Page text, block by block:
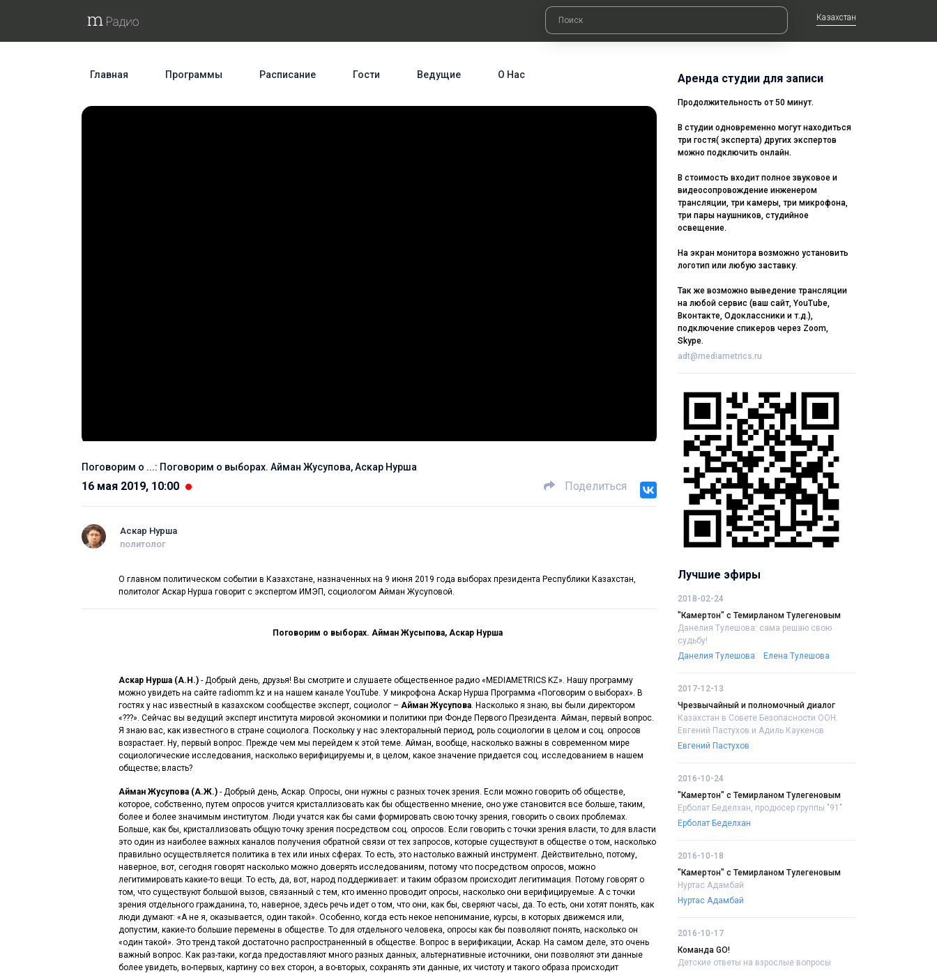
Казахстан
Главная Программы Расписание Гости Ведущие О Нас
Поговорим о ...: Поговорим о выборах. Айман Жусупова, Аскар Нурша
16 мая 2019, 10:00 Поделиться
Аскар Нурша
политолог
О главном политическом событии в Казахстане, назначенных на 9 июня 2019 года выборах президента Республики Казахстан,
политолог Аскар Нурша говорит с экспертом ИМЭП, социологом Айман Жусуповой.
Поговорим о выборах. Айман Жусыпова, Аскар Нурша
Аскар Нурша (А.Н.) - Добрый день, друзья! Вы смотрите и слушаете общественное радио «MEDIAMETRICS KZ». Нашу программу
можно увидеть на сайте radiomm.kz и на нашем канале YouTube. У микрофона Аскар Нурша Программа «Поговорим о выборах». В
гостях у нас известный в казахском сообществе эксперт, социолог – Айман Жусупова . Насколько я знаю, вы были директором
«???». Сейчас вы ведущий эксперт института мировой экономики и политики при Фонде Первого Президента. Айман, первый вопрос.
Я знаю вас, как известного в стране социолога. Поскольку у нас электоральный период, роль социологии в целом и соц. опросов
возрастает. Ну, первый вопрос. Прежде чем мы перейдем к этой теме. Айман, вообще, насколько важны в современном мире
социологические исследования, насколько верифицируемы и, в целом, какое значение придается соц. исследованием в нашем
обществе; власть?
Айман Жусупова (А.Ж.) - Добрый день, Аскар. Опросы, они нужны с разных точек зрения. Если можно говорить об обществе,
которое, собственно, путем опросов учится кристаллизовать как бы общественно мнение, оно уже становится все больше, таким,
более и более значимым институтом. Люди учатся как бы сами формировать свою точку зрения, говорить о своих проблемах.
Больше, как бы, кристаллизовать общую точку зрения посредством соц. опросов. Если говорить с точки зрения власти, то для власти
это один из наиболее важных каналов получения обратной связи от тех запросов, которые существуют в обществе о том, насколько
правильно осуществляется политика в тех или иных сферах. То есть, это настолько важный инструмент. Действительно, потому,
наверное, вот, сегодня говорят насколько можно доверять исследованиям, потому что посредством опросов, можно
легитимировать какие-то вещи. То есть, да, вот, народ поддерживает: и таким образом происходит легитимация. Потому говорят о
том, что существуют большой вызов, связанный с тем, кто именно проводит опросы, насколько они верифицируемые. А с точки
зрения отдельного гражданина, то, наверное, здесь речь идет о том, что они, как бы, сверяют часы, да. То есть, они хотят понять, как
люди думают: «А не я, оказывается, один такой». Особенно, когда есть некое непонимание, курсы, в которых движемся или,
допустим, какие-то большие перемены в обществе. То для отдельного человека, опросы как бы позволяют понять, насколько он
«один такой». Это тренд такой достаточно распространенный в обществе. Вопрос в верификации, Аскар. На самом деле, это очень
важный вопрос. Как раз-таки, когда предоставляют много разных данных, альтернативные источники, они позволяют эти данные
более увидеть, во-первых, картину со вех сторон, а во-вторых, сохранять эти данные, их чистоту и такого образа происходит
Аренда студии для записи
Продолжительность от 50 минут.
В студии одновременно могут находиться
три гостя( эксперта) других экспертов
можно подключить онлайн.
В стоимость входит полное звуковое и
видеосопровождение инженером
трансляции, три камеры, три микрофона,
три пары наушников, студийное
освещение.
На экран монитора возможно установить
логотип или любую заставку.
Так же возможно выведение трансляции
на любой сервис (ваш сайт, YouTube,
Вконтакте, Одоклассники и т.д.),
подключение спикеров через Zoom,
Skype.
adt@mediametrics.ru
Лучшие эфиры
2018-02-24
"Камертон" с Темирланом Тулегеновым
Данелия Тулешова: сама решаю свою
судьбу!
Данелия Тулешова
Елена Тулешова
2017-12-13
Чрезвычайный и полномочный диалог
Казахстан в Совете Безопасности ООН.
Евгений Пастухов и Адиль Каукенов
Евгений Пастухов
2016-10-24
"Камертон" с Темирланом Тулегеновым
Ерболат Беделхан, продюсер группы "91"
Ерболат Беделхан
2016-10-18
"Камертон" с Темирланом Тулегеновым
Нуртас Адамбай
Нуртас Адамбай
2016-10-17
Команда GO!
Детские ответы на взрослые вопросы